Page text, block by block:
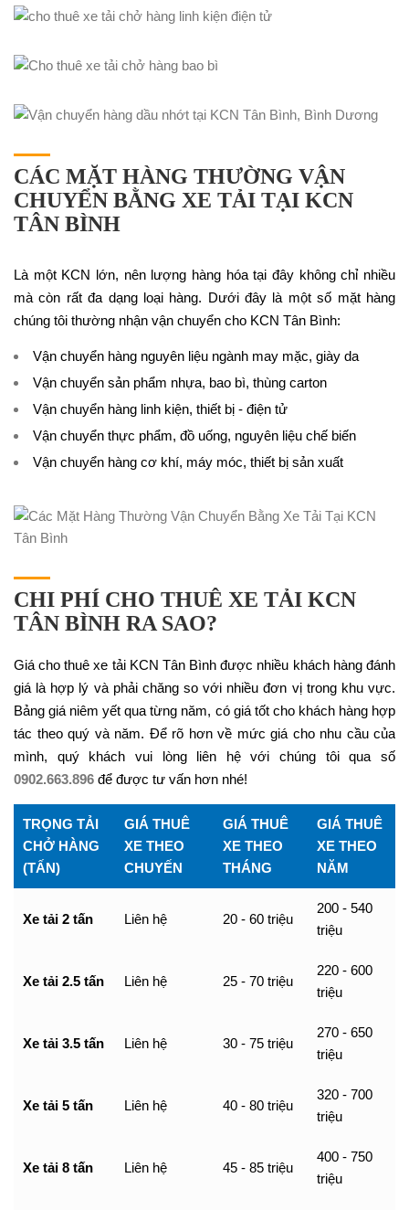
CÁC MẶT HÀNG THƯỜNG VẬN
CHUYỂN BẰNG XE TẢI TẠI KCN
TÂN BÌNH
Là một KCN lớn, nên lượng hàng hóa tại đây không chỉ nhiều
mà còn rất đa dạng loại hàng. Dưới đây là một số mặt hàng
chúng tôi thường nhận vận chuyển cho KCN Tân Bình:
Vận chuyển hàng nguyên liệu ngành may mặc, giày da
Vận chuyển sản phẩm nhựa, bao bì, thùng carton
Vận chuyển hàng linh kiện, thiết bị - điện tử
Vận chuyển thực phẩm, đồ uống, nguyên liệu chế biến
Vận chuyển hàng cơ khí, máy móc, thiết bị sản xuất
CHI PHÍ CHO THUÊ XE TẢI KCN
TÂN BÌNH RA SAO?
Giá cho thuê xe tải KCN Tân Bình được nhiều khách hàng đánh
giá là hợp lý và phải chăng so với nhiều đơn vị trong khu vực.
Bảng giá niêm yết qua từng năm, có giá tốt cho khách hàng hợp
tác theo quý và năm. Để rõ hơn về mức giá cho nhu cầu của
mình, quý khách vui lòng liên hệ với chúng tôi qua số
0902.663.896 để được tư vấn hơn nhé!
TRỌNG TẢI
CHỞ HÀNG
(TẤN)
GIÁ THUÊ
XE THEO
CHUYẾN
GIÁ THUÊ
XE THEO
THÁNG
GIÁ THUÊ
XE THEO
NĂM
Xe tải 2 tấn Liên hệ 20 - 60 triệu
200 - 540
triệu
Xe tải 2.5 tấn Liên hệ 25 - 70 triệu
220 - 600
triệu
Xe tải 3.5 tấn Liên hệ 30 - 75 triệu
270 - 650
triệu
Xe tải 5 tấn Liên hệ 40 - 80 triệu
320 - 700
triệu
Xe tải 8 tấn Liên hệ 45 - 85 triệu
400 - 750
triệu